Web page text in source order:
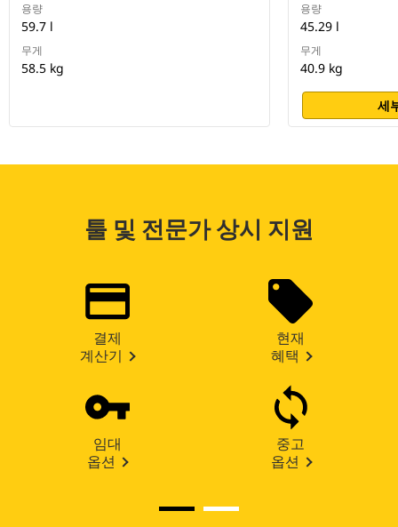
용량
59.7 l
무게
58.5 kg
용량
45.29 l
무게
40.9 kg
세
툴 및 전문가 상시 지원
결제
계산기
현재
혜택
임대
옵션
중고
옵션